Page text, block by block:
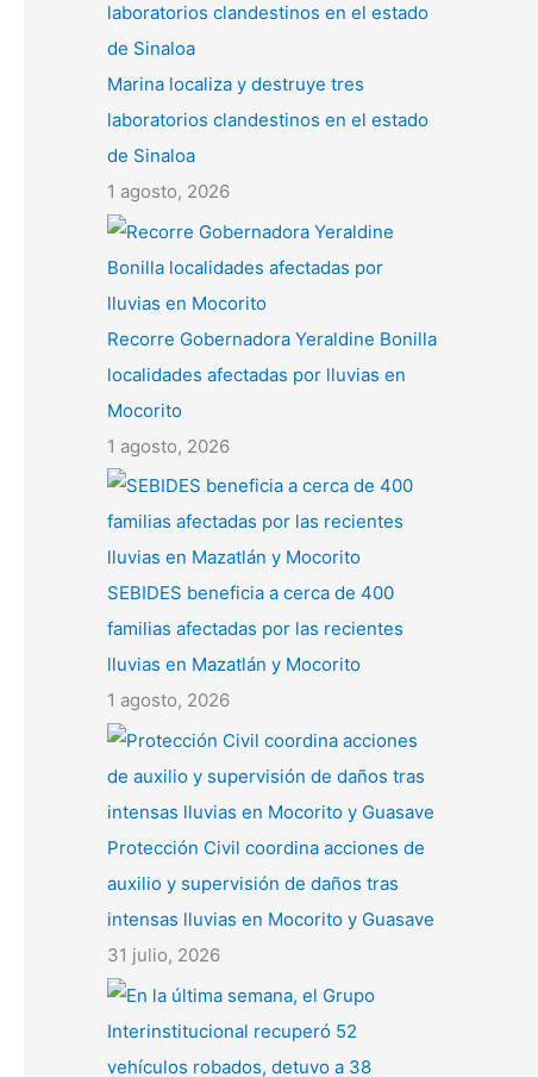
Marina localiza y destruye tres
laboratorios clandestinos en el estado
de Sinaloa
1 agosto, 2026
Recorre Gobernadora Yeraldine Bonilla
localidades afectadas por lluvias en
Mocorito
1 agosto, 2026
SEBIDES beneficia a cerca de 400
familias afectadas por las recientes
lluvias en Mazatlán y Mocorito
1 agosto, 2026
Protección Civil coordina acciones de
auxilio y supervisión de daños tras
intensas lluvias en Mocorito y Guasave
31 julio, 2026